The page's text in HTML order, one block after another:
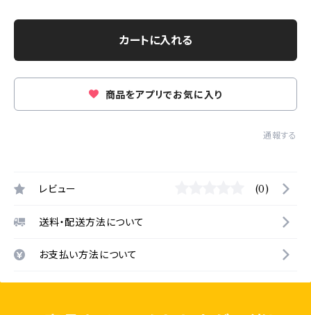
カートに入れる
商品をアプリでお気に入り
通報する
レビュー (0)
送料・配送方法について
お支払い方法について